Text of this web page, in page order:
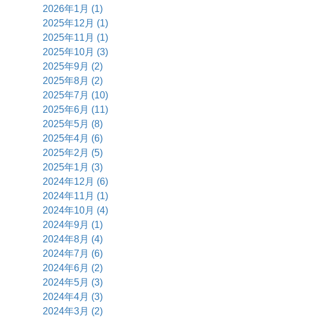
2026年1月 (1)
2025年12月 (1)
2025年11月 (1)
2025年10月 (3)
2025年9月 (2)
2025年8月 (2)
2025年7月 (10)
2025年6月 (11)
2025年5月 (8)
2025年4月 (6)
2025年2月 (5)
2025年1月 (3)
2024年12月 (6)
2024年11月 (1)
2024年10月 (4)
2024年9月 (1)
2024年8月 (4)
2024年7月 (6)
2024年6月 (2)
2024年5月 (3)
2024年4月 (3)
2024年3月 (2)